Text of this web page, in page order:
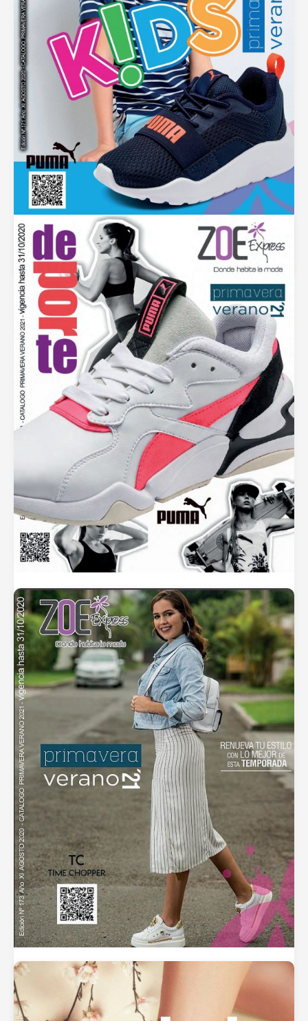
Catalogo Zoe Primavera Verano 2021 – Niños
septiembre 25, 2020
Catálogo Zoe Primavera Verano 2021 –
Deportivo Mujer
septiembre 25, 2020
Catálogo Zoe Primavera Verano 2021 – Mujer
septiembre 25, 2020